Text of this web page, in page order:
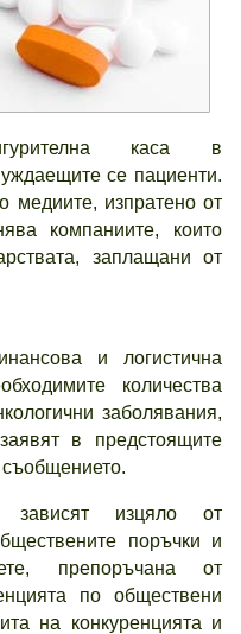
каса в
се пациенти.
медиите, изпратено от
компаниите, които
заплащани от
и логистична
количества
заболявания,
в предстоящите
съобщението.
зависят изцяло от
поръчки и
препоръчана от
по обществени
на конкуренцията и